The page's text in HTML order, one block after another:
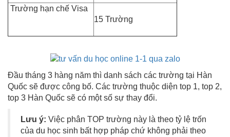
Trường hạn chế Visa
15 Trường
Đầu tháng 3 hàng năm thì danh sách các trường tại Hàn
Quốc sẽ được công bố. Các trường thuộc diện top 1, top 2,
top 3 Hàn Quốc sẽ có một số sự thay đổi.
Lưu ý: Việc phân TOP trường này là theo tỷ lệ trốn
của du học sinh bất hợp pháp chứ không phải theo